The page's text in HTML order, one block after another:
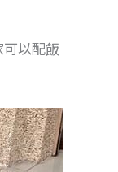
以配飯